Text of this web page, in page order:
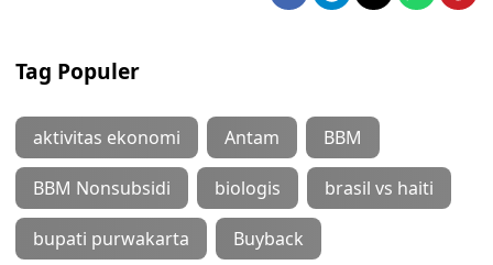
Tag Populer
aktivitas ekonomi Antam BBM
BBM Nonsubsidi biologis brasil vs haiti
bupati purwakarta Buyback